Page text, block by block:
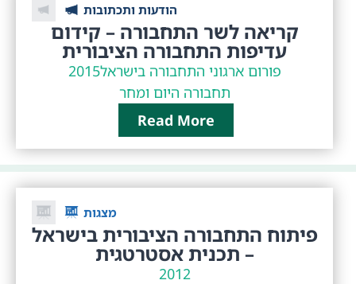
הודעות ותכתובות
קריאה לשר התחבורה – קידום
עדיפות התחבורה הציבורית
2015פורום ארגוני התחבורה בישראל
תחבורה היום ומחר
Read More
מצגות
פיתוח התחבורה הציבורית בישראל
– תכנית אסטרטגית
2012